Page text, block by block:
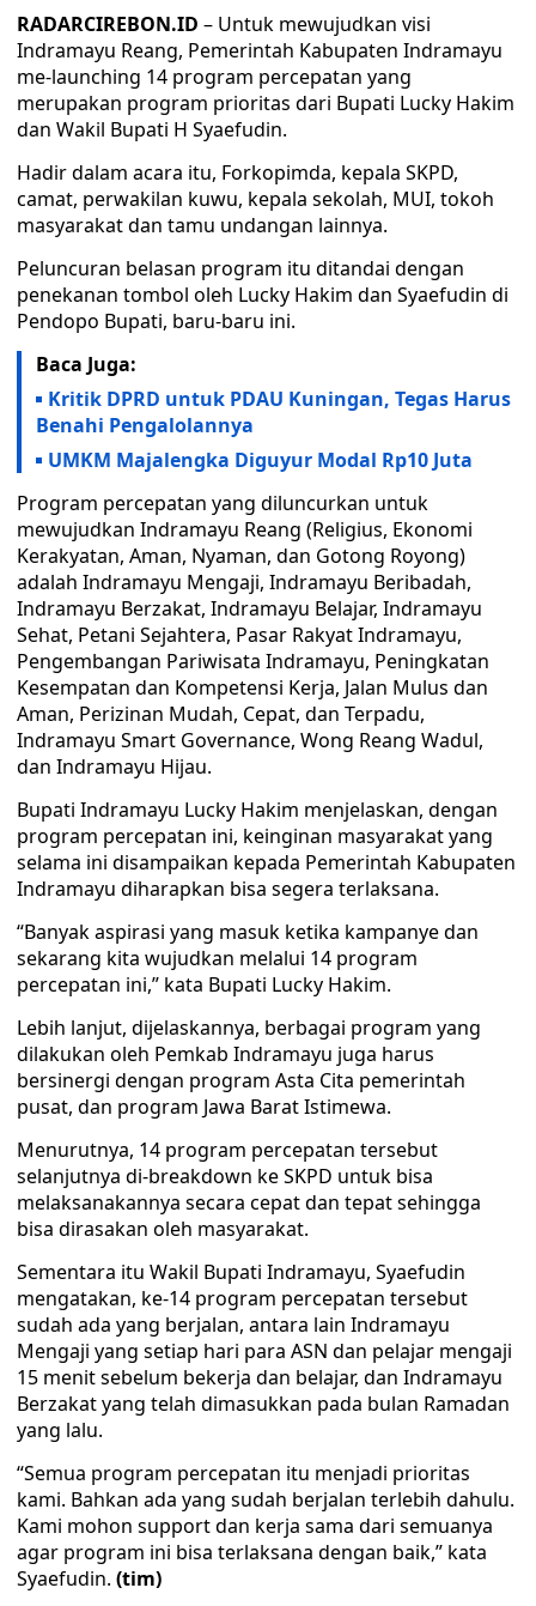
RADARCIREBON.ID – Untuk mewujudkan visi
Indramayu Reang, Pemerintah Kabupaten Indramayu
me-launching 14 program percepatan yang
merupakan program prioritas dari Bupati Lucky Hakim
dan Wakil Bupati H Syaefudin.
Hadir dalam acara itu, Forkopimda, kepala SKPD,
camat, perwakilan kuwu, kepala sekolah, MUI, tokoh
masyarakat dan tamu undangan lainnya.
Peluncuran belasan program itu ditandai dengan
penekanan tombol oleh Lucky Hakim dan Syaefudin di
Pendopo Bupati, baru-baru ini.
Baca Juga:
Kritik DPRD untuk PDAU Kuningan, Tegas Harus
Benahi Pengalolannya
UMKM Majalengka Diguyur Modal Rp10 Juta
Program percepatan yang diluncurkan untuk
mewujudkan Indramayu Reang (Religius, Ekonomi
Kerakyatan, Aman, Nyaman, dan Gotong Royong)
adalah Indramayu Mengaji, Indramayu Beribadah,
Indramayu Berzakat, Indramayu Belajar, Indramayu
Sehat, Petani Sejahtera, Pasar Rakyat Indramayu,
Pengembangan Pariwisata Indramayu, Peningkatan
Kesempatan dan Kompetensi Kerja, Jalan Mulus dan
Aman, Perizinan Mudah, Cepat, dan Terpadu,
Indramayu Smart Governance, Wong Reang Wadul,
dan Indramayu Hijau.
Bupati Indramayu Lucky Hakim menjelaskan, dengan
program percepatan ini, keinginan masyarakat yang
selama ini disampaikan kepada Pemerintah Kabupaten
Indramayu diharapkan bisa segera terlaksana.
“Banyak aspirasi yang masuk ketika kampanye dan
sekarang kita wujudkan melalui 14 program
percepatan ini,” kata Bupati Lucky Hakim.
Lebih lanjut, dijelaskannya, berbagai program yang
dilakukan oleh Pemkab Indramayu juga harus
bersinergi dengan program Asta Cita pemerintah
pusat, dan program Jawa Barat Istimewa.
Menurutnya, 14 program percepatan tersebut
selanjutnya di-breakdown ke SKPD untuk bisa
melaksanakannya secara cepat dan tepat sehingga
bisa dirasakan oleh masyarakat.
Sementara itu Wakil Bupati Indramayu, Syaefudin
mengatakan, ke-14 program percepatan tersebut
sudah ada yang berjalan, antara lain Indramayu
Mengaji yang setiap hari para ASN dan pelajar mengaji
15 menit sebelum bekerja dan belajar, dan Indramayu
Berzakat yang telah dimasukkan pada bulan Ramadan
yang lalu.
“Semua program percepatan itu menjadi prioritas
kami. Bahkan ada yang sudah berjalan terlebih dahulu.
Kami mohon support dan kerja sama dari semuanya
agar program ini bisa terlaksana dengan baik,” kata
Syaefudin. (tim)